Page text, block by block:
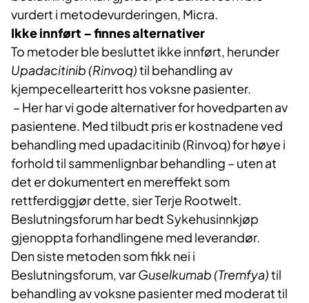
vurdert i metodevurderingen, Micra.
Ikke innført – finnes alternativer
To metoder ble besluttet ikke innført, herunder
Upadacitinib (Rinvoq)til behandling av
kjempecellearteritt hos voksne pasienter.
– Her har vi gode alternativer for hovedparten av
pasientene. Med tilbudt pris er kostnadene ved
behandling med upadacitinib (Rinvoq) for høye i
forhold til sammenlignbar behandling – uten at
det er dokumentert en mereffekt som
rettferdiggjør dette, sier Terje Rootwelt.
Beslutningsforum har bedt Sykehusinnkjøp
gjenoppta forhandlingene med leverandør.
Den siste metoden som fikk nei i
Beslutningsforum, varGuselkumab (Tremfya)til
behandling av voksne pasienter med moderat til